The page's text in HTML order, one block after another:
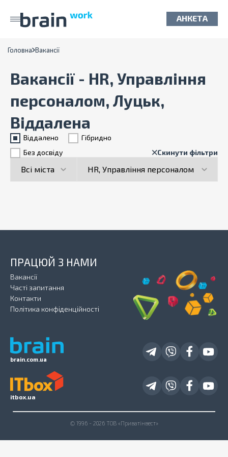
АНКЕТА
Головна Вакансії
Вакансії - HR, Управління
персоналом, Луцьк,
Віддалена
Віддалено
Гiбридно
Без досвіду
Скинути фільтри
brain.com.ua
ПРАЦЮЙ З НАМИ
Вакансії
Часті запитання
Контакти
Політика конфіденційності
itbox.ua
© 1996 - 2026 ТОВ «Приватінвест»